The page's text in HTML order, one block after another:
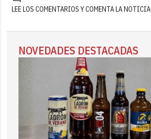
LEE LOS COMENTARIOS Y COMENTA LA NOTICIA
NOVEDADES DESTACADAS